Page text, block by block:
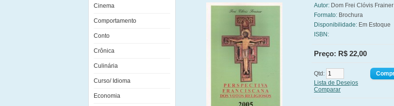
Cinema
Comportamento
Conto
Crônica
Culinária
Curso/ Idioma
Economia
Autor: Dom Frei Clóvis Frainer
Formato: Brochura
Disponibilidade: Em Estoque
ISBN:
Preço: R$ 22,00
Qtd:
Lista de Desejos
Comparar